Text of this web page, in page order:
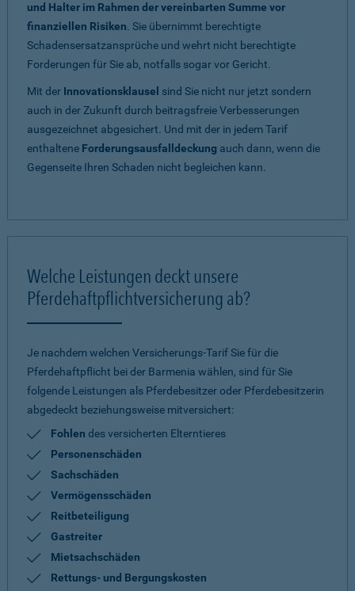
und Halter im Rahmen der vereinbarten Summe vor
finanziellen Risiken. Sie übernimmt berechtigte
Schadensersatzansprüche und wehrt nicht berechtigte
Forderungen für Sie ab, notfalls sogar vor Gericht.
Mit der Innovationsklausel sind Sie nicht nur jetzt sondern
auch in der Zukunft durch beitragsfreie Verbesserungen
ausgezeichnet abgesichert. Und mit der in jedem Tarif
enthaltene Forderungsausfalldeckung auch dann, wenn die
Gegenseite Ihren Schaden nicht begleichen kann.
Welche Leistungen deckt unsere
Pferdehaftpflichtversicherung ab?
Je nachdem welchen Versicherungs-Tarif Sie für die
Pferdehaftpflicht bei der Barmenia wählen, sind für Sie
folgende Leistungen als Pferdebesitzer oder Pferdebesitzerin
abgedeckt beziehungsweise mitversichert:
Fohlen des versicherten Elterntieres
Personenschäden
Sachschäden
Vermögensschäden
Reitbeteiligung
Gastreiter
Mietsachschäden
Rettungs- und Bergungskosten